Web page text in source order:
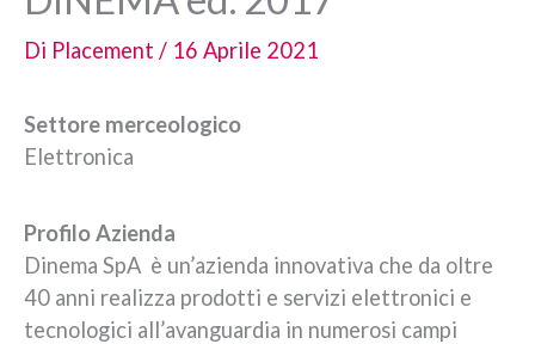
Di Placement / 16 Aprile 2021
Settore merceologico
Elettronica
Profilo Azienda
Dinema SpA è un’azienda innovativa che da oltre
40 anni realizza prodotti e servizi elettronici e
tecnologici all’avanguardia in numerosi campi